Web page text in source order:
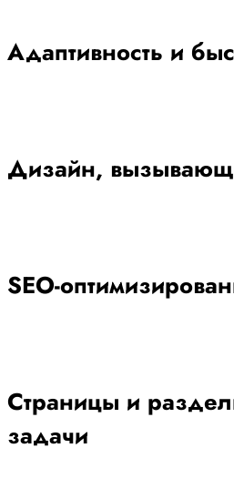
Адаптивность и
Дизайн,
SEO-
Страницы и
задачи